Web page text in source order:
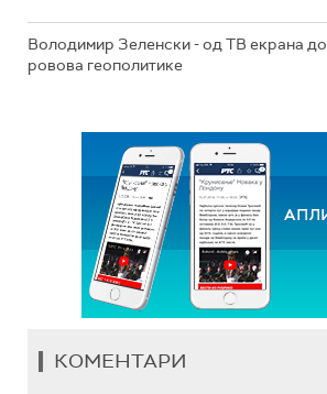
Володимир Зеленски - од ТВ екрана до
ровова геополитике
КОМЕНТАРИ